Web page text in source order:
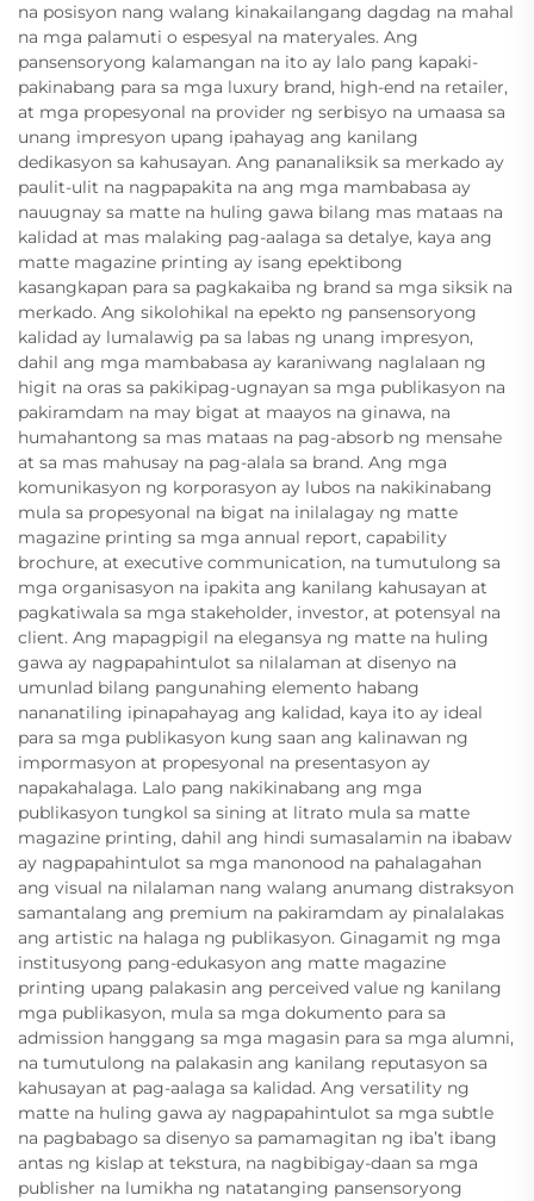
na posisyon nang walang kinakailangang dagdag na mahal
na mga palamuti o espesyal na materyales. Ang
pansensoryong kalamangan na ito ay lalo pang kapaki-
pakinabang para sa mga luxury brand, high-end na retailer,
at mga propesyonal na provider ng serbisyo na umaasa sa
unang impresyon upang ipahayag ang kanilang
dedikasyon sa kahusayan. Ang pananaliksik sa merkado ay
paulit-ulit na nagpapakita na ang mga mambabasa ay
nauugnay sa matte na huling gawa bilang mas mataas na
kalidad at mas malaking pag-aalaga sa detalye, kaya ang
matte magazine printing ay isang epektibong
kasangkapan para sa pagkakaiba ng brand sa mga siksik na
merkado. Ang sikolohikal na epekto ng pansensoryong
kalidad ay lumalawig pa sa labas ng unang impresyon,
dahil ang mga mambabasa ay karaniwang naglalaan ng
higit na oras sa pakikipag-ugnayan sa mga publikasyon na
pakiramdam na may bigat at maayos na ginawa, na
humahantong sa mas mataas na pag-absorb ng mensahe
at sa mas mahusay na pag-alala sa brand. Ang mga
komunikasyon ng korporasyon ay lubos na nakikinabang
mula sa propesyonal na bigat na inilalagay ng matte
magazine printing sa mga annual report, capability
brochure, at executive communication, na tumutulong sa
mga organisasyon na ipakita ang kanilang kahusayan at
pagkatiwala sa mga stakeholder, investor, at potensyal na
client. Ang mapagpigil na elegansya ng matte na huling
gawa ay nagpapahintulot sa nilalaman at disenyo na
umunlad bilang pangunahing elemento habang
nananatiling ipinapahayag ang kalidad, kaya ito ay ideal
para sa mga publikasyon kung saan ang kalinawan ng
impormasyon at propesyonal na presentasyon ay
napakahalaga. Lalo pang nakikinabang ang mga
publikasyon tungkol sa sining at litrato mula sa matte
magazine printing, dahil ang hindi sumasalamin na ibabaw
ay nagpapahintulot sa mga manonood na pahalagahan
ang visual na nilalaman nang walang anumang distraksyon
samantalang ang premium na pakiramdam ay pinalalakas
ang artistic na halaga ng publikasyon. Ginagamit ng mga
institusyong pang-edukasyon ang matte magazine
printing upang palakasin ang perceived value ng kanilang
mga publikasyon, mula sa mga dokumento para sa
admission hanggang sa mga magasin para sa mga alumni,
na tumutulong na palakasin ang kanilang reputasyon sa
kahusayan at pag-aalaga sa kalidad. Ang versatility ng
matte na huling gawa ay nagpapahintulot sa mga subtle
na pagbabago sa disenyo sa pamamagitan ng iba’t ibang
antas ng kislap at tekstura, na nagbibigay-daan sa mga
publisher na lumikha ng natatanging pansensoryong